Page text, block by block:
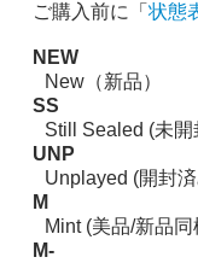
ご購入前に「 状態
NEW
New（新品）
SS
Still Sealed (未開
UNP
Unplayed (開封
M
Mint (美品/新品同
M-